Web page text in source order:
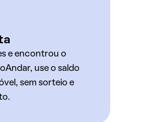
e encontrou o
use o saldo
sem sorteio e